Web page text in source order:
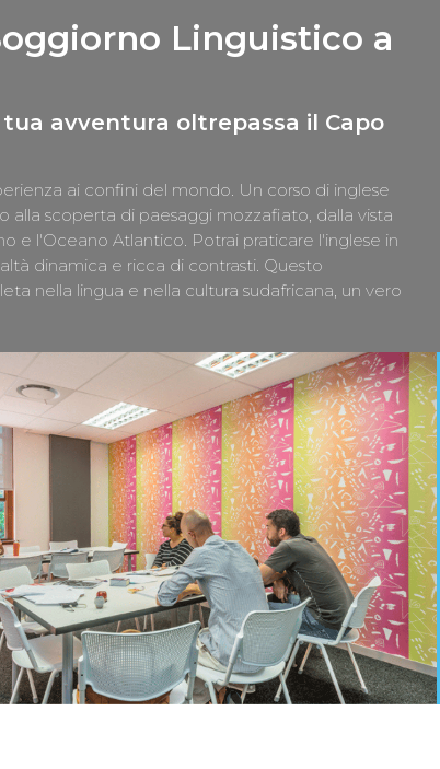
Linguistico a
avventura oltrepassa il Capo
ai confini del mondo. Un corso di inglese
alla scoperta di paesaggi mozzafiato, dalla vista
e l'Oceano Atlantico. Potrai praticare l'inglese in
dinamica e ricca di contrasti. Questo
nella lingua e nella cultura sudafricana, un vero